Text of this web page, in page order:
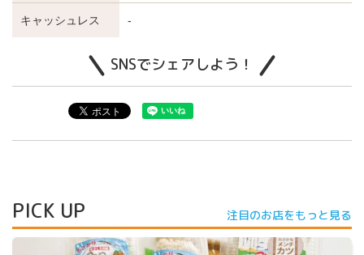
キャッシュレス -
SNSでシェアしよう！
PICK UP 注目のお店をもっと見る